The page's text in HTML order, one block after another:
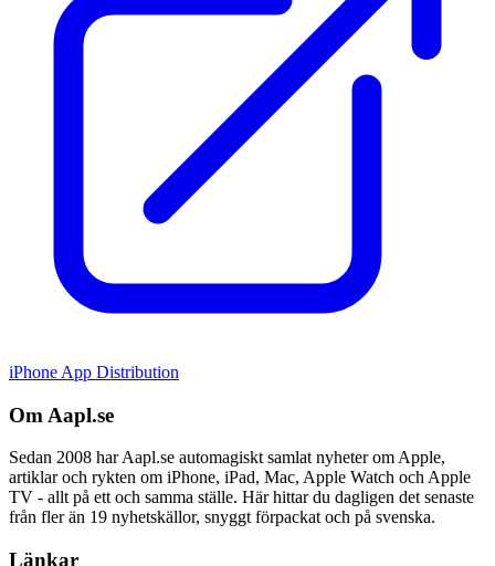
iPhone App Distribution
Om Aapl.se
Sedan 2008 har Aapl.se automagiskt samlat nyheter om Apple,
artiklar och rykten om iPhone, iPad, Mac, Apple Watch och Apple
TV - allt på ett och samma ställe. Här hittar du dagligen det senaste
från fler än 19 nyhetskällor, snyggt förpackat och på svenska.
Länkar